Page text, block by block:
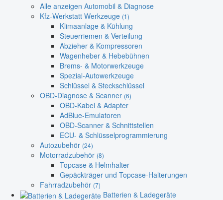
Alle anzeigen Automobil & Diagnose
Kfz-Werkstatt Werkzeuge (1)
Klimaanlage & Kühlung
Steuerriemen & Verteilung
Abzieher & Kompressoren
Wagenheber & Hebebühnen
Brems- & Motorwerkzeuge
Spezial-Autowerkzeuge
Schlüssel & Steckschlüssel
OBD-Diagnose & Scanner (6)
OBD-Kabel & Adapter
AdBlue-Emulatoren
OBD-Scanner & Schnittstellen
ECU- & Schlüsselprogrammierung
Autozubehör (24)
Motorradzubehör (8)
Topcase & Helmhalter
Gepäckträger und Topcase-Halterungen
Fahrradzubehör (7)
Batterien & Ladegeräte